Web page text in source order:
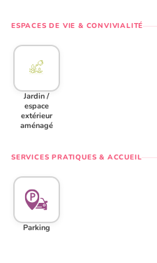
ESPACES DE VIE & CONVIVIALITÉ
Jardin /
espace
extérieur
aménagé
SERVICES PRATIQUES & ACCUEIL
Parking